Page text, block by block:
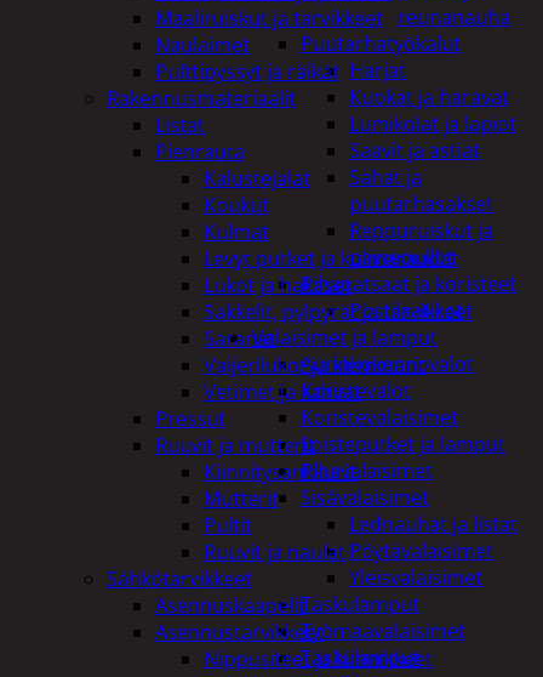
reunanauha
Puutarhatyökalut
Harjat
Kuokat ja haravat
Lumikolat ja lapiot
Saavit ja astiat
Sahat ja
puutarhasakset
Reppuruiskut ja
painepullot
Pihapatsaat ja koristeet
Postilaatikot
Valaisimet ja lamput
Aurinkokennovalot
Koristevalot
Koristevalaisimet
Loisteputket ja lamput
Pihavalaisimet
Sisävalaisimet
Lednauhat ja listat
Pöytävalaisimet
Yleisvalaisimet
Taskulamput
Työmaavalaisimet
Taskulamput
Maaliruiskut ja tarvikkeet
Naulaimet
Pulttipyssyt ja räikät
Rakennusmateriaalit
Listat
Pienrauta
Kalustejalat
Koukut
Kulmat
Levyt putket ja kulmaraudat
Lukot ja hakaset
Sakkelit, pylpyrät ja tarvikkeet
Saranat
Vaijerilukot ja klemmarit
Vetimet ja kahvat
Pressut
Ruuvit ja mutterit
Kiinnitysankkurit
Mutterit
Pultit
Ruuvit ja naulat
Sähkötarvikkeet
Asennuskaapelit
Asennustarvikkeet
Nippusiteet ja kiinnikkeet